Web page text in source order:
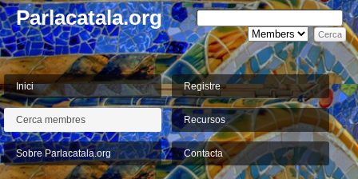
Parlacatala.org
Inici Registre
Cerca membres Recursos
Sobre Parlacatala.org Contacta